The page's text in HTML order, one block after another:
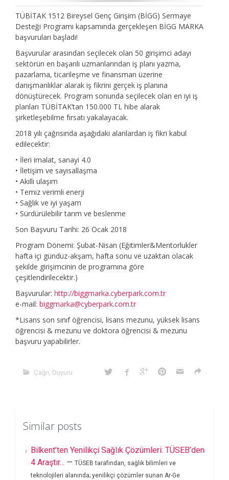
TÜBİTAK 1512 Bireysel Genç Girişim (BİGG) Sermaye
Desteği Programı kapsamında gerçekleşen BİGG MARKA
başvuruları başladı!
Başvurular arasından seçilecek olan 50 girişimci adayı
sektörün en başarılı uzmanlarından iş planı yazma,
pazarlama, ticarileşme ve finansman üzerine
danışmanlıklar alarak iş fikrini gerçek iş planına
dönüştürecek. Program sonunda seçilecek olan en iyi iş
planları TÜBİTAK’tan 150.000 TL hibe alarak
şirketleşebilme fırsatı yakalayacak.
2018 yılı çağrısında aşağıdaki alanlardan iş fikri kabul
edilecektir:
• İleri imalat, sanayi 4.0
• İletişim ve sayısallaşma
• Akıllı ulaşım
• Temiz verimli enerji
• Sağlık ve iyi yaşam
• Sürdürülebilir tarım ve beslenme
Son Başvuru Tarihi: 26 Ocak 2018
Program Dönemi: Şubat-Nisan (Eğitimler&Mentorlukler
hafta içi gündüz-akşam, hafta sonu ve uzaktan olacak
şekilde girişimcinin de programına göre
çeşitlendirilecektir.)
Başvurular: http://biggmarka.cyberpark.com.tr
e-mail: biggmarka@cyberpark.com.tr
*Lisans son sınıf öğrencisi, lisans mezunu, yüksek lisans
öğrencisi & mezunu ve doktora öğrencisi & mezunu
başvuru yapabilirler.
Çağrı Duyuru
Similar posts
Bilkent’ten Yenilikçi Sağlık Çözümleri: TÜSEB’den
4 Araştır... — TÜSEB tarafından, sağlık bilimleri ve
teknolojileri alanında; yenilikçi çözümler sunan Ar-Ge